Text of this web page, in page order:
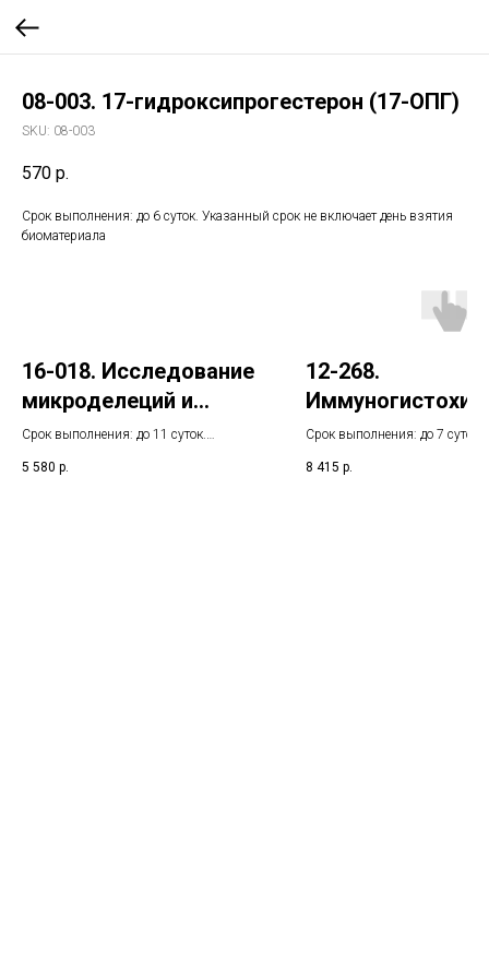
08-003. 17-гидроксипрогестерон (17-ОПГ)
SKU: 08-003
570 р.
Срок выполнения: до 6 суток. Указанный срок не включает день взятия
биоматериала
16-018. Исследование
микроделеций и
микродупликаций
хромосом
Срок выполнения: до 11 суток.
взятия биоматериала
5 580 р.
12-268.
кая диагностика
хронического
Срок выполнения: до 7 суток.
взятия биоматериала
8 415 р.